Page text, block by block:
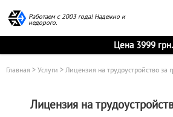
Работаем с 2003 года! Надежно и
недорого.
Цена 3999 грн.
Главная > Услуги > Лицензия на трудоустройство за
Лицензия на